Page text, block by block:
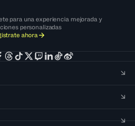
para una experiencia mejorada y
personalizadas
ahora